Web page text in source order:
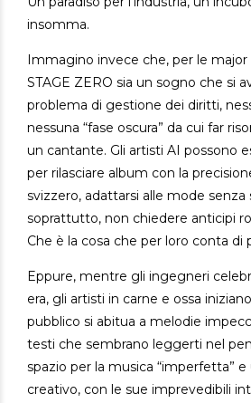
insomma.
Immagino invece che, per le major
STAGE ZERO sia un sogno che si
problema di gestione dei diritti,
nessuna “fase oscura” da cui far
un cantante. Gli artisti AI possono
per rilasciare album con la
svizzero, adattarsi alle mode senza
soprattutto, non chiedere anticipi
Che è la cosa che per loro conta di
Eppure, mentre gli ingegneri
era, gli artisti in carne e ossa
pubblico si abitua a melodie
testi che sembrano leggerti nel
spazio per la musica “imperfetta”
creativo, con le sue imprevedibili